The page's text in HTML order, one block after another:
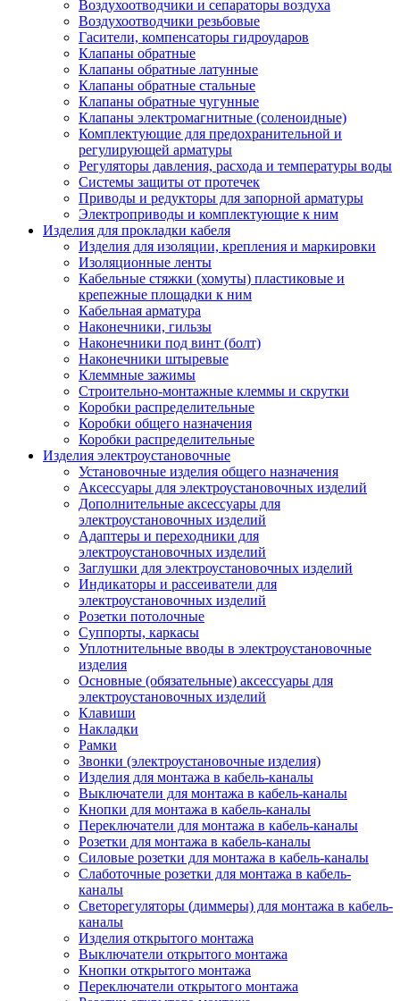
Воздухоотводчики и сепараторы воздуха
Воздухоотводчики резьбовые
Гасители, компенсаторы гидроударов
Клапаны обратные
Клапаны обратные латунные
Клапаны обратные стальные
Клапаны обратные чугунные
Клапаны электромагнитные (соленоидные)
Комплектующие для предохранительной и
регулирующей арматуры
Регуляторы давления, расхода и температуры воды
Системы защиты от протечек
Приводы и редукторы для запорной арматуры
Электроприводы и комплектующие к ним
Изделия для прокладки кабеля
Изделия для изоляции, крепления и маркировки
Изоляционные ленты
Кабельные стяжки (хомуты) пластиковые и
крепежные площадки к ним
Кабельная арматура
Наконечники, гильзы
Наконечники под винт (болт)
Наконечники штыревые
Клеммные зажимы
Строительно-монтажные клеммы и скрутки
Коробки распределительные
Коробки общего назначения
Коробки распределительные
Изделия электроустановочные
Установочные изделия общего назначения
Аксессуары для электроустановочных изделий
Дополнительные аксессуары для
электроустановочных изделий
Адаптеры и переходники для
электроустановочных изделий
Заглушки для электроустановочных изделий
Индикаторы и рассеиватели для
электроустановочных изделий
Розетки потолочные
Суппорты, каркасы
Уплотнительные вводы в электроустановочные
изделия
Основные (обязательные) аксессуары для
электроустановочных изделий
Клавиши
Накладки
Рамки
Звонки (электроустановочные изделия)
Изделия для монтажа в кабель-каналы
Выключатели для монтажа в кабель-каналы
Кнопки для монтажа в кабель-каналы
Переключатели для монтажа в кабель-каналы
Розетки для монтажа в кабель-каналы
Силовые розетки для монтажа в кабель-каналы
Слаботочные розетки для монтажа в кабель-
каналы
Светорегуляторы (диммеры) для монтажа в кабель-
каналы
Изделия открытого монтажа
Выключатели открытого монтажа
Кнопки открытого монтажа
Переключатели открытого монтажа